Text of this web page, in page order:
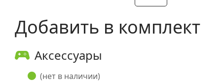
Добавить в комплект
Аксессуары
(нет в наличии)